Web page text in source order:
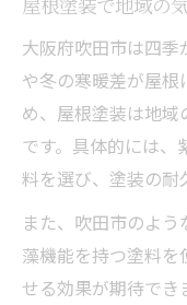
大阪府吹田市は四
や冬の寒暖差が屋根
め、屋根塗装は地
です。具体的には、
料を選び、塗装の耐
また、吹田市のよ
藻機能を持つ塗料を
せる効果が期待でき